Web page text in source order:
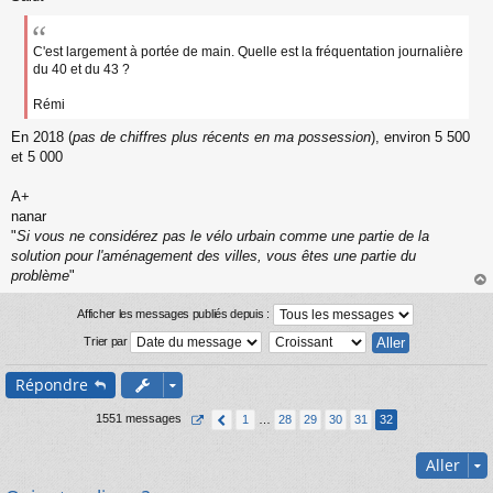
s
u
C'est largement à portée de main. Quelle est la fréquentation journalière
du 40 et du 43 ?
Rémi
En 2018 (pas de chiffres plus récents en ma possession), environ 5 500
et 5 000
A+
nanar
"Si vous ne considérez pas le vélo urbain comme une partie de la
solution pour l'aménagement des villes, vous êtes une partie du
problème"
au
Afficher les messages publiés depuis :
Trier par
Répondre
1551 messages 1 28 29 30 31 32
Aller